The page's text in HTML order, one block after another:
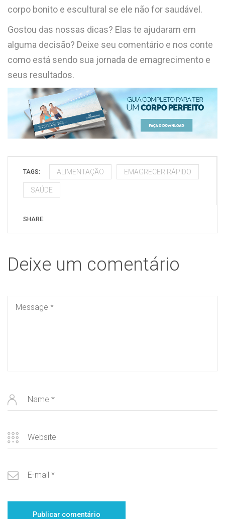
corpo bonito e escultural se ele não for saudável.
Gostou das nossas dicas? Elas te ajudaram em
alguma decisão? Deixe seu comentário e nos conte
como está sendo sua jornada de emagrecimento e
seus resultados.
TAGS: ALIMENTAÇÃO EMAGRECER RÁPIDO
SAÚDE
SHARE:
Deixe um comentário